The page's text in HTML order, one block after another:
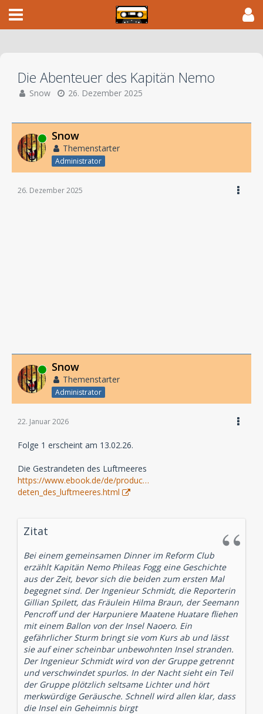
Die Abenteuer des Kapitän Nemo
Snow 26. Dezember 2025
Online Snow
Themenstarter
Administrator
26. Dezember 2025
Online Snow
Themenstarter
Administrator
22. Januar 2026
Folge 1 erscheint am 13.02.26.
Die Gestrandeten des Luftmeeres
https://www.ebook.de/de/produc…
deten_des_luftmeeres.html
Zitat
Bei einem gemeinsamen Dinner im Reform Club
erzählt Kapitän Nemo Phileas Fogg eine Geschichte
aus der Zeit, bevor sich die beiden zum ersten Mal
begegnet sind. Der Ingenieur Schmidt, die Reporterin
Gillian Spilett, das Fräulein Hilma Braun, der Seemann
Pencroff und der Harpuniere Maatene Huatare fliehen
mit einem Ballon von der Insel Naoero. Ein
gefährlicher Sturm bringt sie vom Kurs ab und lässt
sie auf einer scheinbar unbewohnten Insel stranden.
Der Ingenieur Schmidt wird von der Gruppe getrennt
und verschwindet spurlos. In der Nacht sieht ein Teil
der Gruppe plötzlich seltsame Lichter und hört
merkwürdige Geräusche. Schnell wird allen klar, dass
die Insel ein Geheimnis birgt